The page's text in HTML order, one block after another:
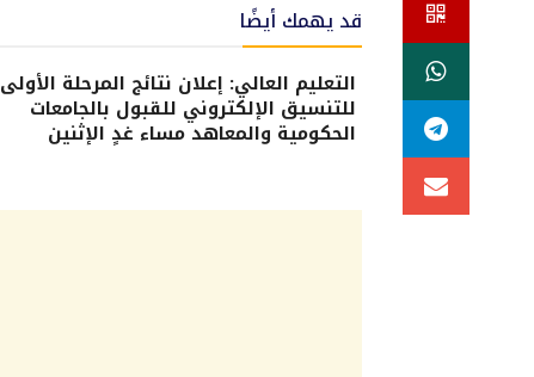
قد يهمك أيضًا
التعليم العالي: إعلان نتائج المرحلة الأولى
للتنسيق الإلكتروني للقبول بالجامعات
الحكومية والمعاهد مساء غدٍ الإثنين